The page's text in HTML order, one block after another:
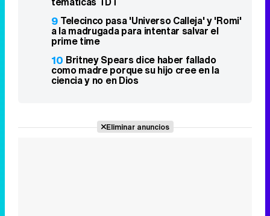
9 Telecinco pasa 'Universo Calleja' y 'Romi'
a la madrugada para intentar salvar el
prime time
10 Britney Spears dice haber fallado
como madre porque su hijo cree en la
ciencia y no en Dios
Eliminar anuncios